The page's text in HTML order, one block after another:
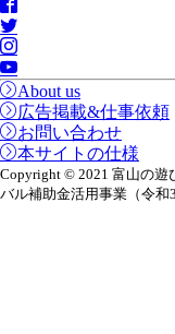
About us
広告掲載&仕事依頼
お問い合わせ
本サイトの仕様
Copyright © 2021 富山の遊
バル補助金活用事業（令和